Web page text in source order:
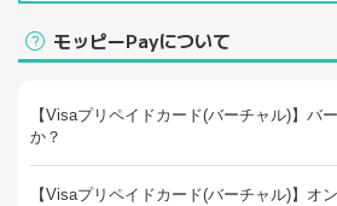
モッピーPayについて
【Visaプリペイドカード(バーチャル)】バ
か？
【Visaプリペイドカード(バーチャル)】オ